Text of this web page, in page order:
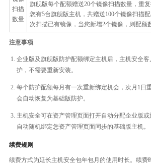
扫描
数量
旗舰版每个配额赠送20个镜像扫描数量，重
您有5台旗舰版主机，共赠送100个镜像扫描
次扫描已有镜像，当您新增2个镜像，则配额
注意事项
企业版及旗舰版防护配额绑定主机后，主机安全
护，不需要重新安装。
每个防护配额每月有一次重新绑定机会，次月1日
会自动恢复为基础版防护。
主机安全可在资产管理页面打开自动分配企业版
自动随机绑定您资产管理页面同步的基础版主机。
续费规则
续费方式为延长主机安全包年包月的使用时长。续费